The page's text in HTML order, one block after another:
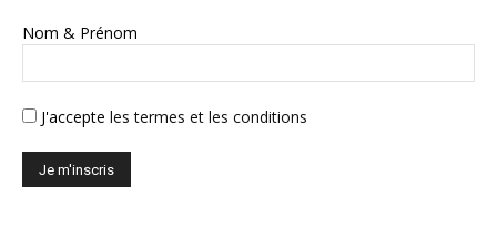
Nom & Prénom
J'accepte les termes et les conditions